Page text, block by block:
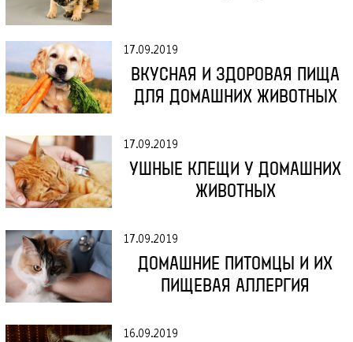
КОНТАКТЫ
ВЫЗОВ ВРАЧА НА ДОМ
17.09.2019
ВКУСНАЯ И ЗДОРОВАЯ ПИЩА
ДЛЯ ДОМАШНИХ ЖИВОТНЫХ
17.09.2019
УШНЫЕ КЛЕЩИ У ДОМАШНИХ
ЖИВОТНЫХ
17.09.2019
ДОМАШНИЕ ПИТОМЦЫ И ИХ
ПИЩЕВАЯ АЛЛЕРГИЯ
16.09.2019